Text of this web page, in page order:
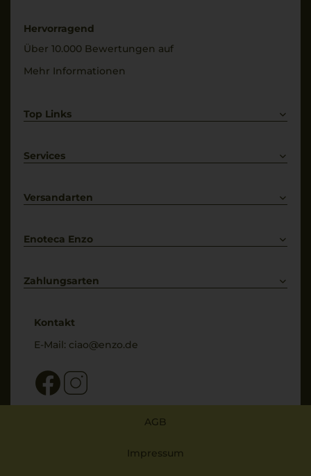
Hervorragend
Über 10.000 Bewertungen auf
Mehr Informationen
Top Links
Weißwein
Services
Kontakt
Versandarten
Enoteca Enzo
Bewertungs-Richtlinien
Zahlungsarten
Kontakt
E-Mail: ciao@enzo.de
AGB
Impressum